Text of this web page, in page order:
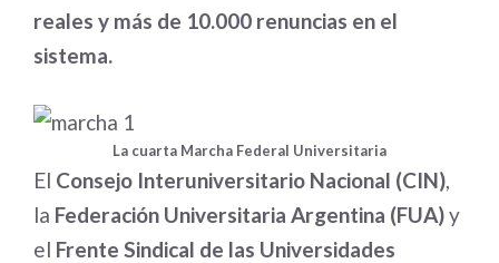
reales y más de 10.000 renuncias en el
sistema.
La cuarta Marcha Federal Universitaria
El Consejo Interuniversitario Nacional (CIN)
la Federación Universitaria Argentina (FUA)y
el Frente Sindical de las Universidades